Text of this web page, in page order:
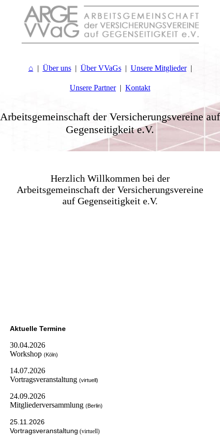
⌂ Über uns Über VVaGs Unsere Mitglieder
Unsere Partner Kontakt
Arbeitsgemeinschaft der Versicherungsvereine auf
Gegenseitigkeit e.V.
.
Herzlich Willkommen bei der
Arbeitsgemeinschaft der Versicherungsvereine
auf Gegenseitigkeit e.V.
Aktuelle Termine
30.04.2026
Workshop (Köln)
14.07.2026
Vortragsveranstaltung (virtuell)
24.09.2026
Mitgliederversammlung (Berlin)
25.11.2026
Vortragsveranstaltung (virtuell)